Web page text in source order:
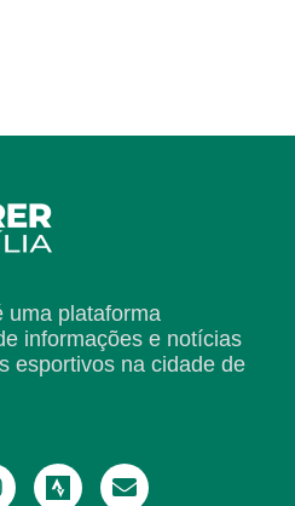
uma plataforma
informações e notícias
esportivos na cidade de